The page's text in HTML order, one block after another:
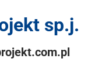
sp.j.